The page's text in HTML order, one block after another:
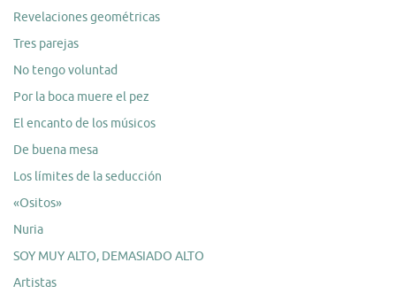
Revelaciones geométricas
Tres parejas
No tengo voluntad
Por la boca muere el pez
El encanto de los músicos
De buena mesa
Los límites de la seducción
«Ositos»
Nuria
SOY MUY ALTO, DEMASIADO ALTO
Artistas